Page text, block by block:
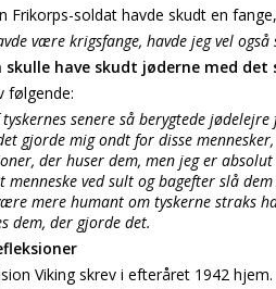
Frikorps-soldat havde skudt en
være krigsfange, havde jeg vel
skulle have skudt jøderne med det
følgende:
senere så berygtede
gjorde mig ondt for disse
der huser dem, men jeg er
ved sult og bagefter slå
mere humant om tyskerne straks
dem, der gjorde det.
Viking skrev i efteråret 1942